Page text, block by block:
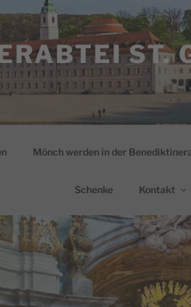
ST.
Mönch werden in der
Schenke Kontakt